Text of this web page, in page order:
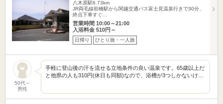
八木原駅6.73km
JR両毛線前橋駅から関越交通バス富士見温泉行きで30分、
終点下車すぐ…
営業時間 10:00～21:00
入浴料金 510円～
日帰り ひとり旅・一人旅
50代～
男性
手軽に登山後の汗を流せる立地条件の良い温泉です。65歳以上だ
と他県の人も310円(休日も同額)なので、浴槽が3つしかないけ…